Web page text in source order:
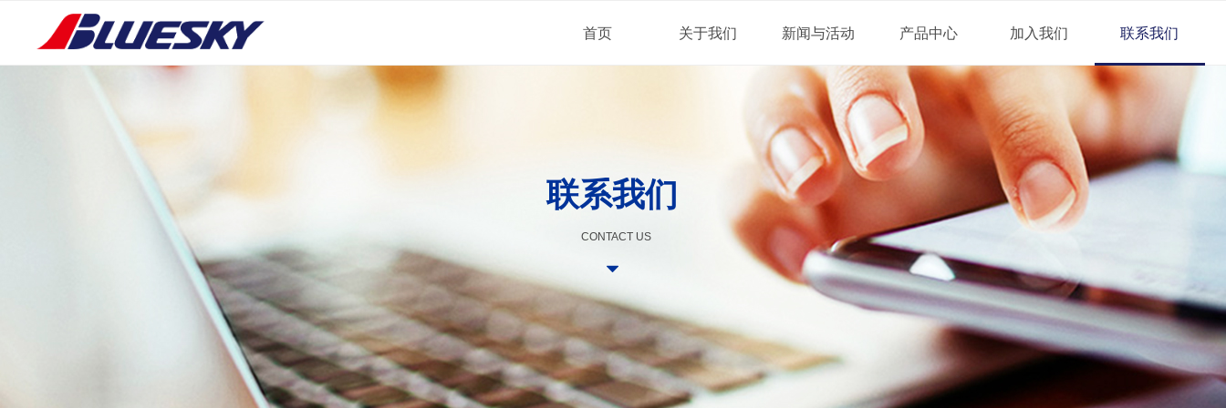
首页 关于我们 新闻与活动 产品中心 加入我们 联系我们
뀓
联系我们
CONTACT US